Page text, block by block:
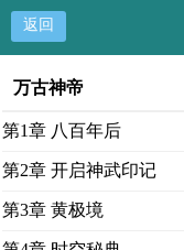
返回
万古神帝
第1章 八百年后
第2章 开启神武印记
第3章 黄极境